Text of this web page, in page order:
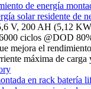
de energía
solar residente de
V, 200 AH (5,12
ciclos @DOD
mejora el
máxima de carga